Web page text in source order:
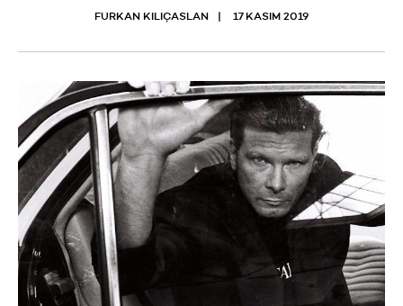
FURKAN KILIÇASLAN 17 KASIM 2019